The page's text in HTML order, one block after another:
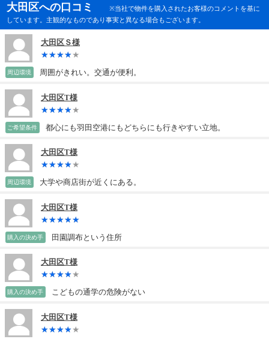
大田区への口コミ
※当社で物件を購入されたお客様のコメントを基に
しています。主観的なものであり事実と異なる場合もございます。
大田区Ｓ様
周辺環境 周囲がきれい。交通が便利。
大田区T様
ご希望条件 都心にも羽田空港にもどちらにも行きやすい立地。
大田区T様
周辺環境 大学や商店街が近くにある。
大田区T様
購入の決め手 田園調布という住所
大田区T様
購入の決め手 こどもの通学の危険がない
大田区T様